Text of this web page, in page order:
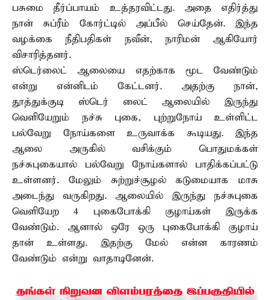
பசுமை தீர்ப்பாயம் உத்தரவிட்டது. அதை எதிர்த்து
நான் சுப்ரீம் கோர்ட்டில் அப்பீல் செய்தேன். இந்த
வழக்கை நீதிபதிகள் நவீன், நாரிமன் ஆகியோர்
விசாரித்தனர்.
ஸ்டெர்லைட் ஆலையை எதற்காக மூட வேண்டும்
என்று என்னிடம் கேட்டனர். அதற்கு நான்,
தூத்துக்குடி ஸ்டெர் லைட் ஆலையில் இருந்து
வெளியேறும் நச்சு புகை, புற்றுநோய் உள்ளிட்ட
பல்வேறு நோய்களை உருவாக்க கூடியது. இந்த
ஆலை அருகில் வசிக்கும் பொதுமக்கள்
நச்சுபுகையால் பல்வேறு நோய்களால் பாதிக்கப்பட்டு
உள்ளனர். மேலும் சுற்றுச்சூழல் கடுமையாக மாசு
அடைந்து வருகிறது. ஆலையில் இருந்து நச்சுபுகை
வெளியேற 4 புகைபோக்கி குழாய்கள் இருக்க
வேண்டும். ஆனால் ஒரே ஒரு புகைபோக்கி குழாய்
தான் உள்ளது. இதற்கு மேல் என்ன காரணம்
வேண்டும் என்று வாதாடினேன்.